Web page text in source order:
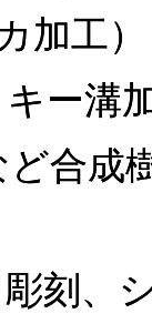
加工）
ー溝
合成
刻、